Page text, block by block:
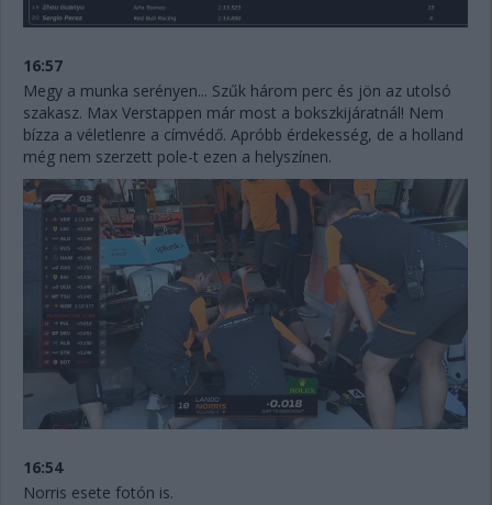
16:57
Megy a munka serényen... Szűk három perc és jön az utolsó
szakasz. Max Verstappen már most a bokszkijáratnál! Nem
bízza a véletlenre a címvédő. Apróbb érdekesség, de a holland
még nem szerzett pole-t ezen a helyszínen.
16:54
Norris esete fotón is.